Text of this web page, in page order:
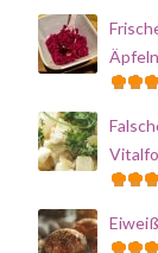
Äpfeln